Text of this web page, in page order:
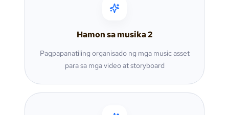
Hamon sa musika2
Pagpapanatiling organisado ng mga music asset
para sa mga video at storyboard